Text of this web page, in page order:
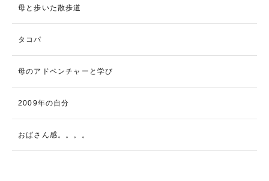
母と歩いた散歩道
タコパ
母のアドベンチャーと学び
2009年の自分
おばさん感。。。。